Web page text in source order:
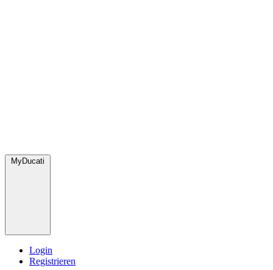
MyDucati
Login
Registrieren